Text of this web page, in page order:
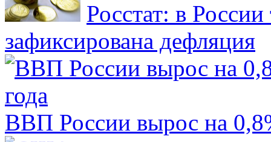
Росстат: в России
зафиксирована дефляция
ВВП России вырос на